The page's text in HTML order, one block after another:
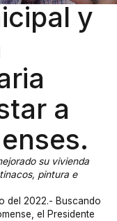
y
a
su vivienda
pintura e
del 2022.- Buscando
el Presidente